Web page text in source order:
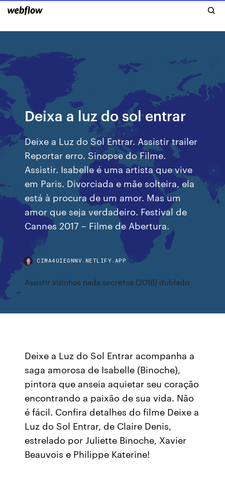
Deixa a luz do sol entrar
Deixe a Luz do Sol Entrar. Assistir trailer
Reportar erro. Sinopse do Filme.
Assistir. Isabelle é uma artista que vive
em Paris. Divorciada e mãe solteira, ela
está à procura de um amor. Mas um
amor que seja verdadeiro. Festival de
Cannes 2017 – Filme de Abertura.
CIMA4UIEGNNV.NETLIFY.APP
Assistir vizinhos nada secretos (2016) dublado
Deixe a Luz do Sol Entrar acompanha a
saga amorosa de Isabelle (Binoche),
pintora que anseia aquietar seu coração
encontrando a paixão de sua vida. Não
é fácil. Confira detalhes do filme Deixe a
Luz do Sol Entrar, de Claire Denis,
estrelado por Juliette Binoche, Xavier
Beauvois e Philippe Katerine!